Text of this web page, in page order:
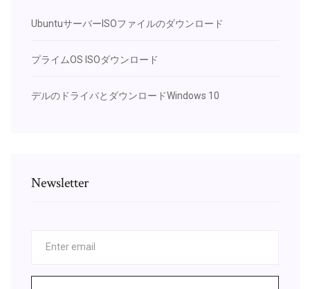
UbuntuサーバーISOファイルのダウンロード
プライムOS ISOダウンロード
デルのドライバとダウンロードWindows 10
Newsletter